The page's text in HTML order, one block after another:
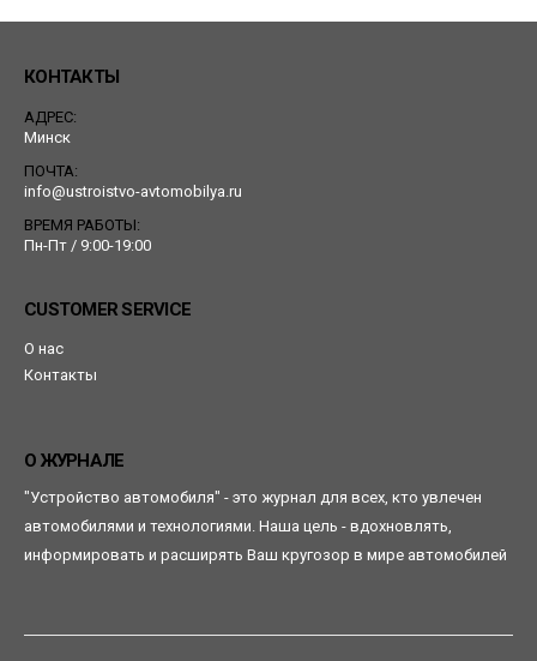
КОНТАКТЫ
АДРЕС:
Минск
ПОЧТА:
info@ustroistvo-avtomobilya.ru
ВРЕМЯ РАБОТЫ:
Пн-Пт / 9:00-19:00
CUSTOMER SERVICE
О нас
Контакты
О ЖУРНАЛЕ
"Устройство автомобиля" - это журнал для всех, кто увлечен
автомобилями и технологиями. Наша цель - вдохновлять,
информировать и расширять Ваш кругозор в мире автомобилей